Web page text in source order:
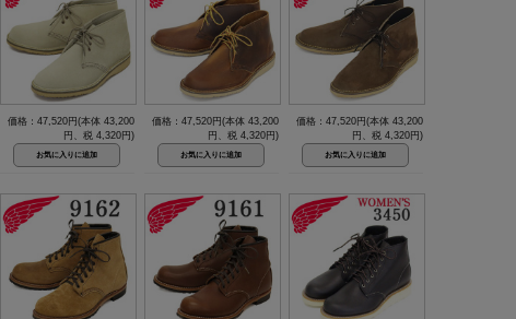
価格：47,520円(本体 43,200
円、税 4,320円)
価格：47,520円(本体 43,200
円、税 4,320円)
価格：47,520円(本体 43,200
円、税 4,320円)